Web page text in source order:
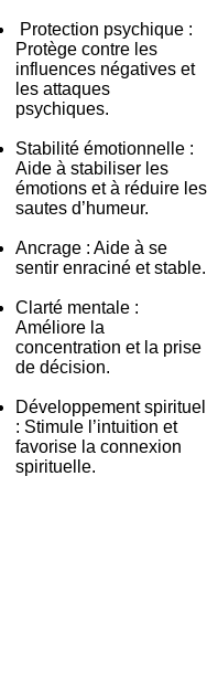
Protection psychique :
Protège contre les
influences négatives et
les attaques
psychiques.
Stabilité émotionnelle :
Aide à stabiliser les
émotions et à réduire les
sautes d’humeur.
Ancrage : Aide à se
sentir enraciné et stable.
Clarté mentale :
Améliore la
concentration et la prise
de décision.
Développement spirituel
: Stimule l’intuition et
favorise la connexion
spirituelle.